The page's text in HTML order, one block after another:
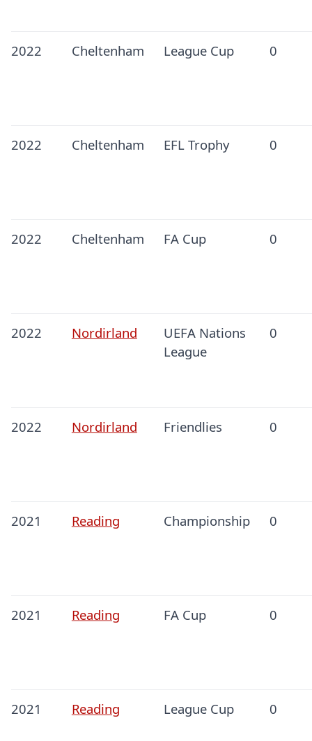
2022 Cheltenham League Cup 0
2022 Cheltenham EFL Trophy 0
2022 Cheltenham FA Cup 0
2022 Nordirland
UEFA Nations
League
0
2022 Nordirland Friendlies 0
2021 Reading Championship 0
2021 Reading FA Cup 0
2021 Reading League Cup 0